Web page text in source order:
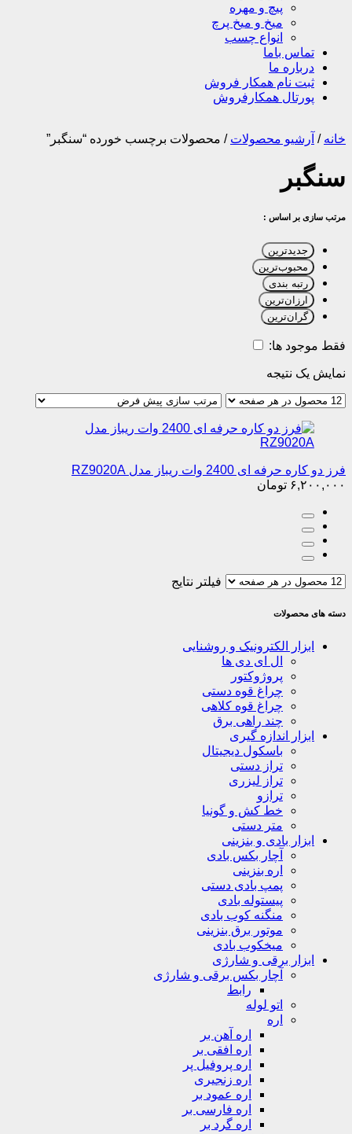
پیچ و مهره
میخ و میخ پرچ
انواع چسب
تماس باما
درباره ما
ثبت نام همکار فروش
پورتال همکارفروش
خانه / آرشیو محصولات / محصولات برچسب خورده “سنگبر”
سنگبر
مرتب سازی بر اساس :
جدیدترین
محبوب‌ترین
رتبه بندی
ارزان‌ترین
گران‌ترین
فقط موجود ها:
نمایش یک نتیجه
فرز دو کاره حرفه ای 2400 وات ریباز مدل RZ9020A
۶,۲۰۰,۰۰۰ تومان
فیلتر نتایج
دسته های محصولات
ابزار الکترونیک و روشنایی
ال ای دی ها
پروژوکتور
چراغ قوه دستی
چراغ قوه کلاهی
چند راهی برق
ابزار اندازه گیری
باسکول دیجیتال
تراز دستی
تراز لیزری
ترازو
خط کش و گونیا
متر دستی
ابزار بادی و بنزینی
آچار بکس بادی
اره بنزینی
پمپ بادی دستی
پیستوله بادی
منگنه کوب بادی
موتور برق بنزینی
میخکوب بادی
ابزار برقی و شارژی
آچار بکس برقی و شارژی
رابط
اتو لوله
اره
اره آهن بر
اره افقی بر
اره پروفیل پر
اره زنجیری
اره عمود بر
اره فارسی بر
اره گرد بر